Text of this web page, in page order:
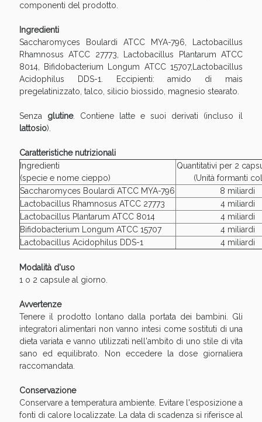
componenti del prodotto.
Ingredienti
Saccharomyces Boulardi ATCC MYA-796, Lactobacillus
Rhamnosus ATCC 27773, Lactobacillus Plantarum ATCC
8014, Bifidobacterium Longum ATCC 15707,Lactobacillus
Acidophilus DDS-1. Eccipienti: amido di mais
pregelatinizzato, talco, silicio biossido, magnesio stearato.
Senza glutine. Contiene latte e suoi derivati (incluso il
lattosio).
Caratteristiche nutrizionali
Ingredienti
(specie e nome cieppo)
Quantitativi per 2
(Unità formanti
Saccharomyces Boulardi ATCC MYA-796
8 miliardi
Lactobacillus Rhamnosus ATCC 27773
4 miliardi
Lactobacillus Plantarum ATCC 8014
4 miliardi
Bifidobacterium Longum ATCC 15707
4 miliardi
Lactobacillus Acidophilus DDS-1
4 miliardi
Modalità d'uso
1 o 2 capsule al giorno.
Avvertenze
Tenere il prodotto lontano dalla portata dei bambini. Gli
integratori alimentari non vanno intesi come sostituti di una
dieta variata e vanno utilizzati nell'ambito di uno stile di vita
sano ed equilibrato. Non eccedere la dose giornaliera
raccomandata.
Conservazione
Conservare a temperatura ambiente. Evitare l'esposizione a
fonti di calore localizzate. La data di scadenza si riferisce al
Benessere Intestinale: Sconto fino al 55% valido
Scopri le offerte di Oggi